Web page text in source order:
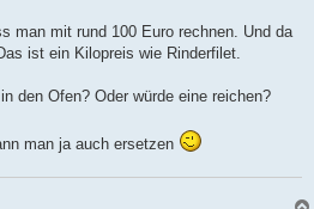
man mit rund 100 Euro rechnen. Und da
ist ein Kilopreis wie Rinderfilet.
den Ofen? Oder würde eine reichen?
man ja auch ersetzen